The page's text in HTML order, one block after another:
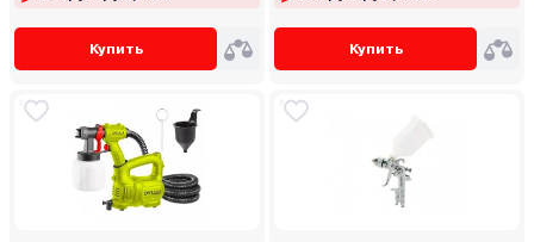
Купить Купить